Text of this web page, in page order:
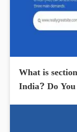
What is
India? Do